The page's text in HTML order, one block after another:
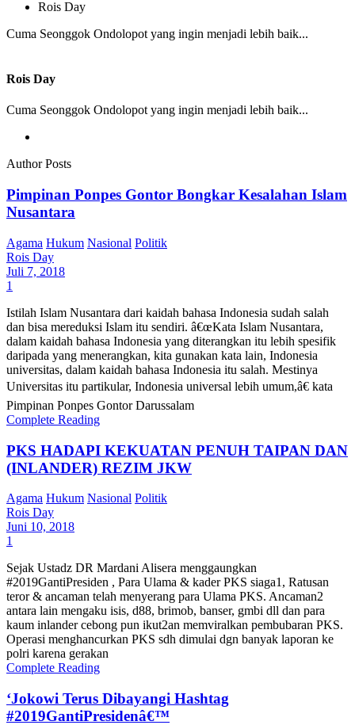
Rois Day
Cuma Seonggok Ondolopot yang ingin menjadi lebih baik...
Rois Day
Cuma Seonggok Ondolopot yang ingin menjadi lebih baik...
Author Posts
Pimpinan Ponpes Gontor Bongkar Kesalahan Islam
Nusantara
Agama Hukum Nasional Politik
Rois Day
Juli 7, 2018
1
Istilah Islam Nusantara dari kaidah bahasa Indonesia sudah salah
dan bisa mereduksi Islam itu sendiri. â€œKata Islam Nusantara,
dalam kaidah bahasa Indonesia yang diterangkan itu lebih spesifik
daripada yang menerangkan, kita gunakan kata lain, Indonesia
universitas, dalam kaidah bahasa Indonesia itu salah. Mestinya
Universitas itu partikular, Indonesia universal lebih umum,â€ kata
Pimpinan Ponpes Gontor Darussalam
Complete Reading
PKS HADAPI KEKUATAN PENUH TAIPAN DAN
(INLANDER) REZIM JKW
Agama Hukum Nasional Politik
Rois Day
Juni 10, 2018
1
Sejak Ustadz DR Mardani Alisera menggaungkan
#2019GantiPresiden , Para Ulama & kader PKS siaga1, Ratusan
teror & ancaman telah menyerang para Ulama PKS. Ancaman2
antara lain mengaku isis, d88, brimob, banser, gmbi dll dan para
kaum inlander cebong pun ikut2an memviralkan pembubaran PKS.
Operasi menghancurkan PKS sdh dimulai dgn banyak laporan ke
polri karena gerakan
Complete Reading
‘Jokowi Terus Dibayangi Hashtag
#2019GantiPresidenâ€™